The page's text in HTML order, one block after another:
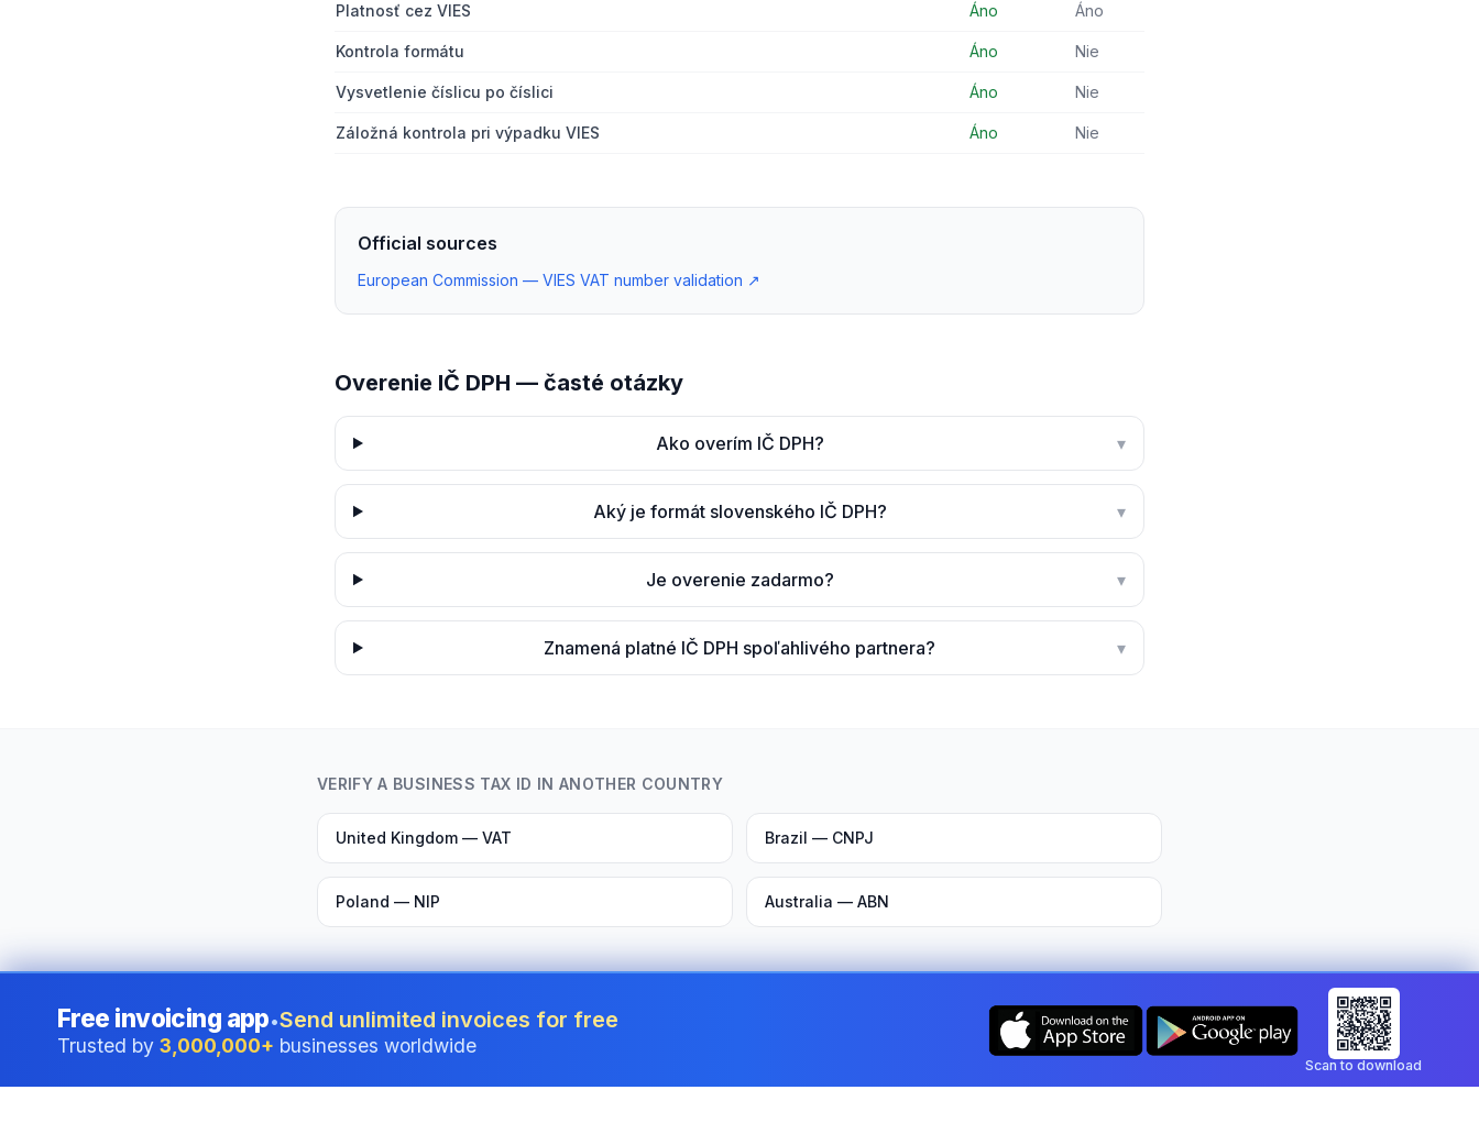
Platnosť cez VIES Áno Áno
Kontrola formátu Áno Nie
Vysvetlenie číslicu po číslici Áno Nie
Záložná kontrola pri výpadku VIES Áno Nie
Official sources
European Commission — VIES VAT number validation ↗
Overenie IČ DPH — časté otázky
Ako overím IČ DPH? ▾
Aký je formát slovenského IČ DPH? ▾
Je overenie zadarmo? ▾
Znamená platné IČ DPH spoľahlivého partnera? ▾
VERIFY A BUSINESS TAX ID IN ANOTHER COUNTRY
United Kingdom — VAT Brazil — CNPJ
Poland — NIP Australia — ABN
Free invoicing app•Send unlimited invoices for free
Trusted by 3,000,000+ businesses worldwide
Scan to download